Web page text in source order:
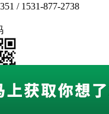
/ 1531-877-2738